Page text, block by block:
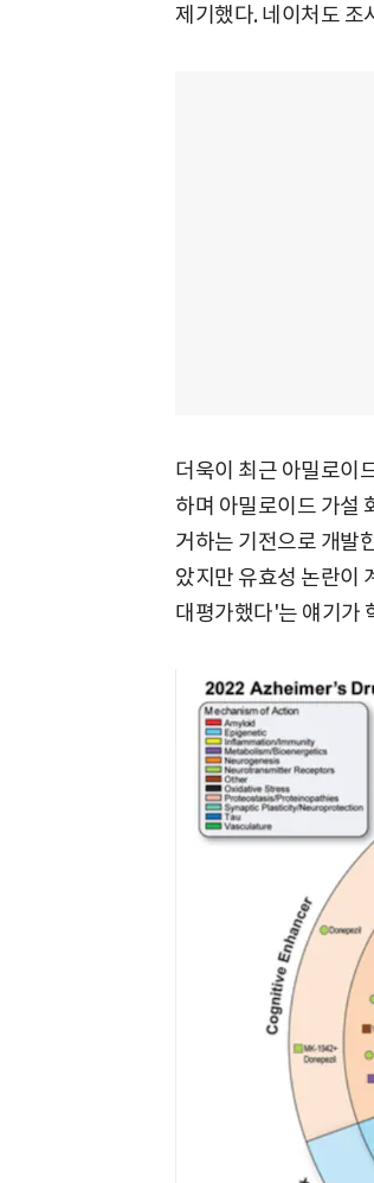
제기했다. 네이처도 조
더욱이 최근 아밀로이
하며 아밀로이드 가설
거하는 기전으로 개발
았지만 유효성 논란이
대평가했다'는 얘기가